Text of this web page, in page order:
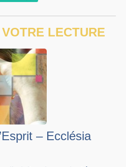
LECTURE
– Ecclésia